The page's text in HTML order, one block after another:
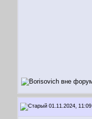
01.11.2024, 11:09